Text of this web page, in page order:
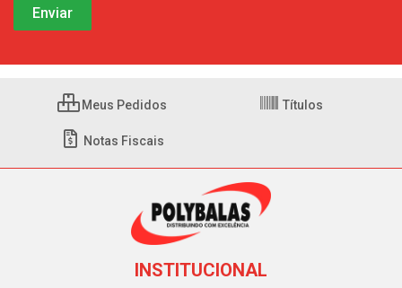
Meus Pedidos Títulos
Notas Fiscais
INSTITUCIONAL